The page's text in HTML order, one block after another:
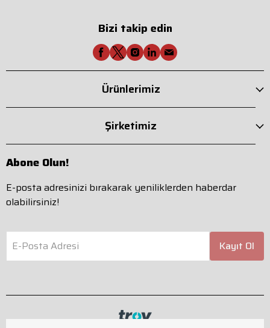
Bizi takip edin
Ürünlerimiz
Şirketimiz
Abone Olun!
E-posta adresinizi bırakarak yeniliklerden haberdar
olabilirsiniz!
E-Posta Adresi Kayıt Ol